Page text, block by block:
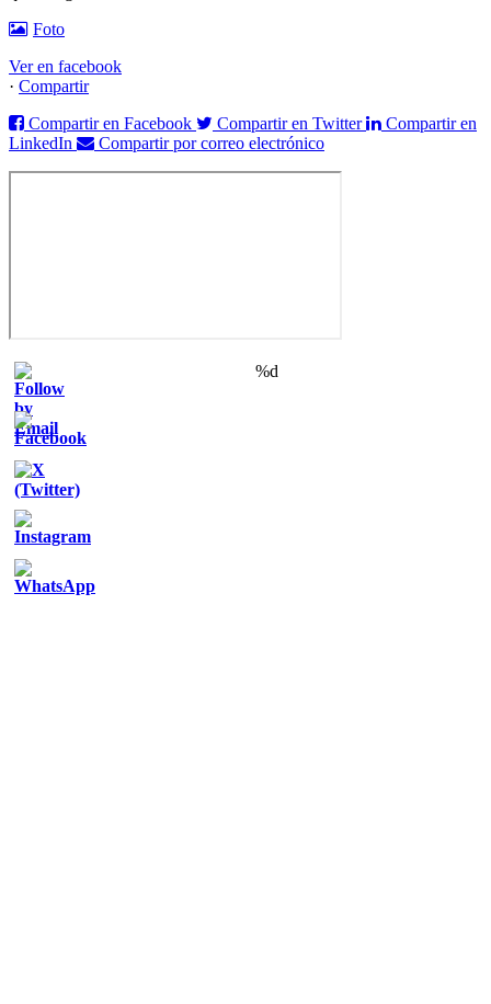
Foto
Ver en facebook
· Compartir
Compartir en Facebook
Compartir en Twitter
Compartir en
LinkedIn
Compartir por correo electrónico
%d